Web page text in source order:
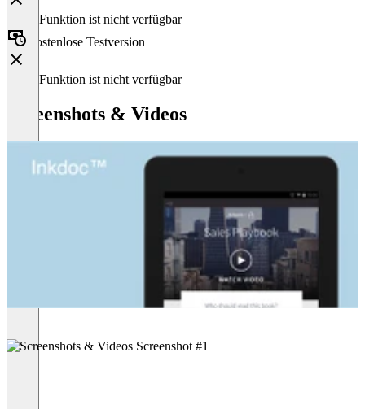
Diese Funktion ist nicht verfügbar
Kostenlose Testversion
Diese Funktion ist nicht verfügbar
Screenshots & Videos